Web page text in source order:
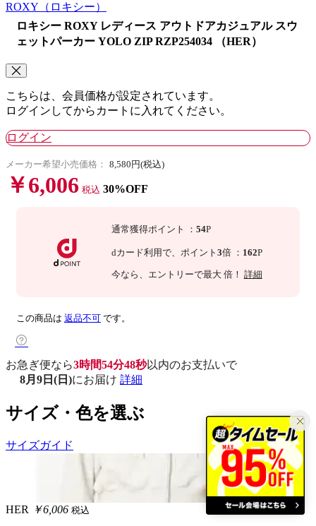
ROXY （ロキシー）
ロキシー ROXY レディース アウトドアカジュアル スウ
ェットパーカー YOLO ZIP RZP254034 （HER）
こちらは、会員価格が設定されています。
ログインしてからカートに入れてください。
ログイン
メーカー希望小売価格： 8,580円(税込)
￥6,006 税込 30%OFF
通常獲得ポイント ： 54P
dカード利用で、 ポイント 3倍 ： 162P
今なら 、エントリーで最大 倍！ 詳細
この商品は 返品不可 です。
お急ぎ便なら3時間54分47秒以内のお支払いで
8月9日(日)にお届け 詳細
サイズ・色を選ぶ
サイズガイド
HER ￥6,006 税込